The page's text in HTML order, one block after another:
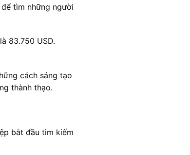
tìm những người
83.750 USD.
cách sáng tạo
thành thạo.
bắt đầu tìm kiếm